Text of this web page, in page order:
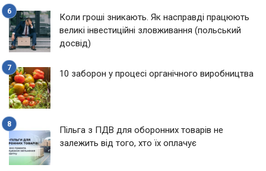
Коли гроші зникають. Як насправді працюють
великі інвестиційні зловживання (польський
досвід)
10 заборон у процесі органічного виробництва
Пільга з ПДВ для оборонних товарів не
залежить від того, хто їх оплачує